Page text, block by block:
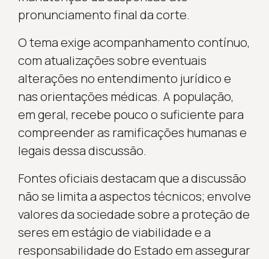
pronunciamento final da corte.
O tema exige acompanhamento contínuo,
com atualizações sobre eventuais
alterações no entendimento jurídico e
nas orientações médicas. A população,
em geral, recebe pouco o suficiente para
compreender as ramificações humanas e
legais dessa discussão.
Fontes oficiais destacam que a discussão
não se limita a aspectos técnicos; envolve
valores da sociedade sobre a proteção de
seres em estágio de viabilidade e a
responsabilidade do Estado em assegurar